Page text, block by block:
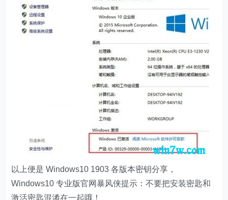
以上便是 Windows10 1903 各版本密钥分享，
Windows10 专业版官网暴风侠提示：不要把安装密匙和
激活密匙混淆在一起哦！